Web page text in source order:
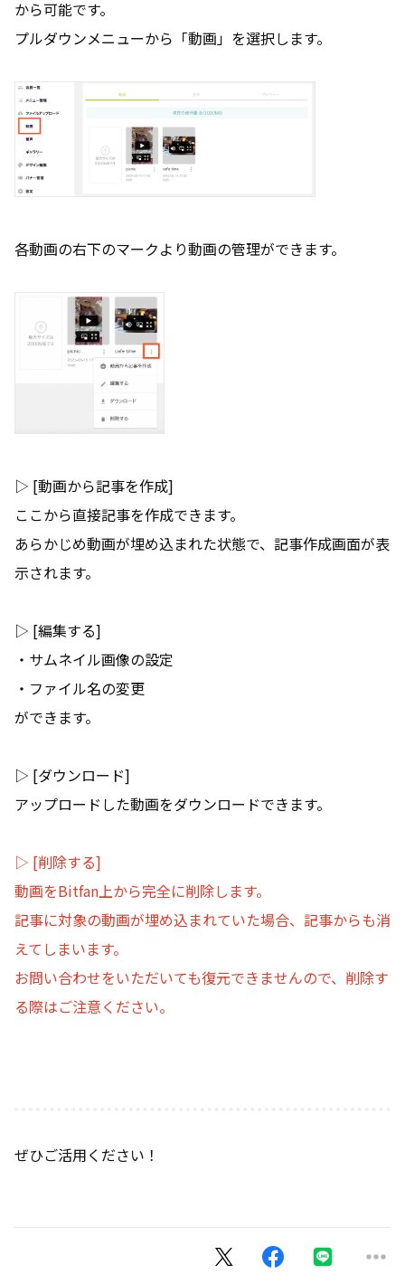
から可能です。
プルダウンメニューから「動画」を選択します。
各動画の右下のマークより動画の管理ができます。
▷ [動画から記事を作成]
ここから直接記事を作成できます。
あらかじめ動画が埋め込まれた状態で、記事作成画面が表
示されます。
▷ [編集する]
・サムネイル画像の設定
・ファイル名の変更
ができます。
▷ [ダウンロード]
アップロードした動画をダウンロードできます。
▷ [削除する]
動画をBitfan上から完全に削除します。
記事に対象の動画が埋め込まれていた場合、記事からも消
えてしまいます。
お問い合わせをいただいても復元できませんので、削除す
る際はご注意ください。
ぜひご活用ください！